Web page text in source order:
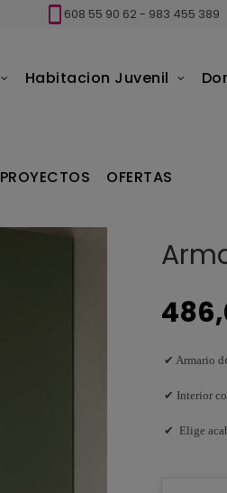
608 55 90 62 - 983 455 389
Habitacion Juvenil
PROYECTOS OFERTAS
✔ Armario d
✔ Interior
✔ Elige